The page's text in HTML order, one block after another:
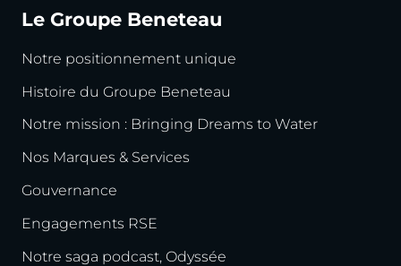
Le Groupe Beneteau
Notre positionnement unique
Histoire du Groupe Beneteau
Notre mission : Bringing Dreams to Water
Nos Marques & Services
Gouvernance
Engagements RSE
Notre saga podcast, Odyssée